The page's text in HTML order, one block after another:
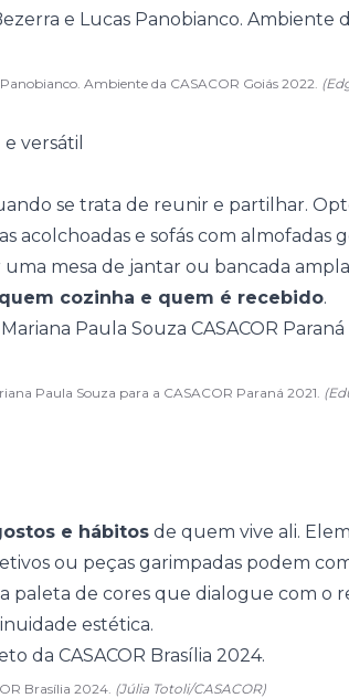
Ambiente da CASACOR Goiás 2022.
versátil
se trata de reunir e partilhar.
acolchoadas e sofás com almofadas
mesa de jantar ou bancada
cozinha e quem é recebido.
Paula Souza para a CASACOR Paraná 2021.
e hábitos de quem vive ali.
ou peças garimpadas podem
paleta de cores que dialogue com o
estética.
Brasília 2024. (Júlia Totoli/CASACOR)